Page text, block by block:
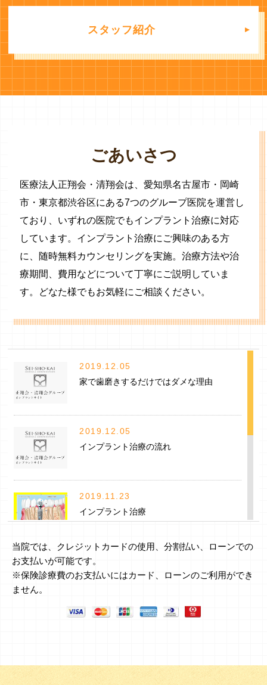
スタッフ紹介
ごあいさつ
医療法人正翔会・清翔会は、愛知県名古屋市・岡崎
市・東京都渋谷区にある7つのグループ医院を運営し
ており、いずれの医院でもインプラント治療に対応
しています。インプラント治療にご興味のある方
に、随時無料カウンセリングを実施。治療方法や治
療期間、費用などについて丁寧にご説明していま
す。どなた様でもお気軽にご相談ください。
2019.12.05
家で歯磨きするだけではダメな理由
2019.12.05
インプラント治療の流れ
2019.11.23
インプラント治療
2019.06.24
ブログスタートです。
当院では、クレジットカードの使用、分割払い、ローンでの
お支払いが可能です。
※保険診療費のお支払いにはカード、ローンのご利用ができ
ません。